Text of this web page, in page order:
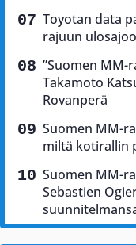
Toyotan data
rajuun
”Suomen MM-
Takamoto
Rovanperä
Suomen MM-
miltä kotirallin
Suomen MM-
Sebastien